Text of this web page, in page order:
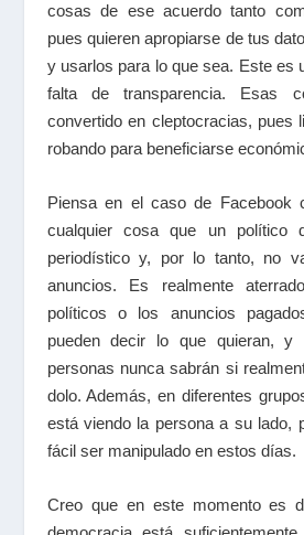
cosas de ese acuerdo tanto
pues quieren apropiarse de tus
y usarlos para lo que sea. Este es
falta de transparencia. Esas
convertido en cleptocracias, pues
robando para beneficiarse
Piensa en el caso de Facebook
cualquier cosa que un político
periodístico y, por lo tanto, no
anuncios. Es realmente
políticos o los anuncios
pueden decir lo que quieran,
personas nunca sabrán si
dolo. Además, en diferentes
está viendo la persona a su lado,
fácil ser manipulado en estos días.
Creo que en este momento es